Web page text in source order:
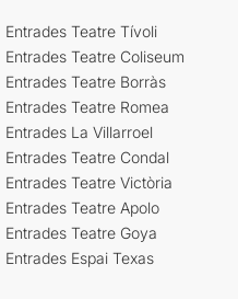
Entrades Teatre Tívoli
Entrades Teatre Coliseum
Entrades Teatre Borràs
Entrades Teatre Romea
Entrades La Villarroel
Entrades Teatre Condal
Entrades Teatre Victòria
Entrades Teatre Apolo
Entrades Teatre Goya
Entrades Espai Texas